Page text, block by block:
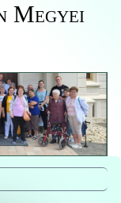
Megyei